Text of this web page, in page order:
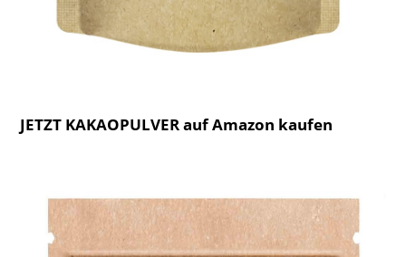
JETZT KAKAOPULVER auf Amazon kaufen